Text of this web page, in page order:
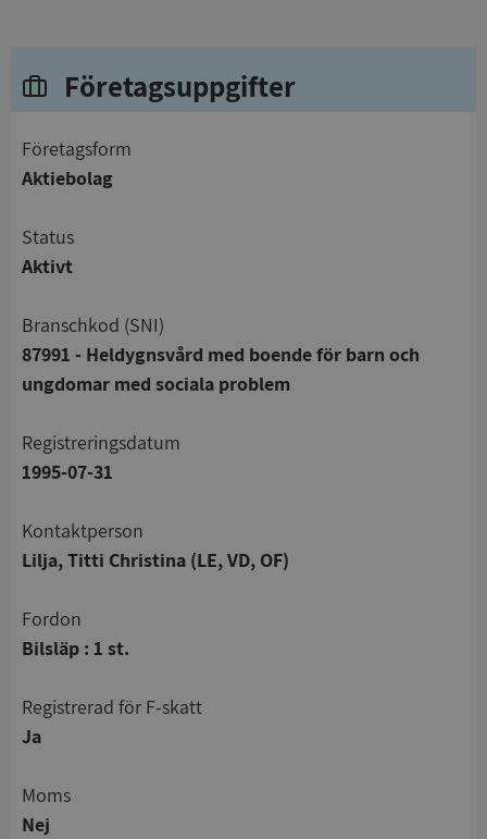
Företagsuppgifter
företagsform
Aktiebolag
status
Aktivt
branschkod (SNI)
87991 - Heldygnsvård med boende för barn och
ungdomar med sociala problem
registreringsdatum
1995-07-31
Kontaktperson
Lilja, Titti Christina (LE, VD, OF)
Fordon
Bilsläp : 1 st.
registrerad för F-skatt
Ja
Moms
Nej